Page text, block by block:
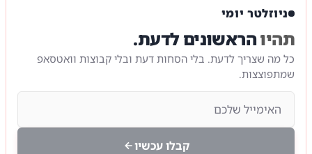
ניוזלטר יומי
תהיוהראשונים לדעת.
כל מה שצריך לדעת. בלי הסחות דעת ובלי קבוצות וואטסאפ
שמתפוצצות.
קבלו עכשיו